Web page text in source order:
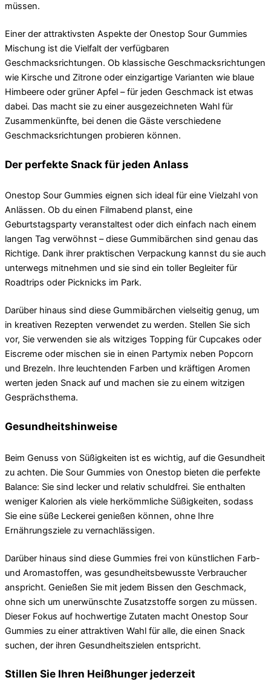
müssen.
Einer der attraktivsten Aspekte der Onestop Sour Gummies
Mischung ist die Vielfalt der verfügbaren
Geschmacksrichtungen. Ob klassische Geschmacksrichtungen
wie Kirsche und Zitrone oder einzigartige Varianten wie blaue
Himbeere oder grüner Apfel – für jeden Geschmack ist etwas
dabei. Das macht sie zu einer ausgezeichneten Wahl für
Zusammenkünfte, bei denen die Gäste verschiedene
Geschmacksrichtungen probieren können.
Der perfekte Snack für jeden Anlass
Onestop Sour Gummies eignen sich ideal für eine Vielzahl von
Anlässen. Ob du einen Filmabend planst, eine
Geburtstagsparty veranstaltest oder dich einfach nach einem
langen Tag verwöhnst – diese Gummibärchen sind genau das
Richtige. Dank ihrer praktischen Verpackung kannst du sie auch
unterwegs mitnehmen und sie sind ein toller Begleiter für
Roadtrips oder Picknicks im Park.
Darüber hinaus sind diese Gummibärchen vielseitig genug, um
in kreativen Rezepten verwendet zu werden. Stellen Sie sich
vor, Sie verwenden sie als witziges Topping für Cupcakes oder
Eiscreme oder mischen sie in einen Partymix neben Popcorn
und Brezeln. Ihre leuchtenden Farben und kräftigen Aromen
werten jeden Snack auf und machen sie zu einem witzigen
Gesprächsthema.
Gesundheitshinweise
Beim Genuss von Süßigkeiten ist es wichtig, auf die Gesundheit
zu achten. Die Sour Gummies von Onestop bieten die perfekte
Balance: Sie sind lecker und relativ schuldfrei. Sie enthalten
weniger Kalorien als viele herkömmliche Süßigkeiten, sodass
Sie eine süße Leckerei genießen können, ohne Ihre
Ernährungsziele zu vernachlässigen.
Darüber hinaus sind diese Gummies frei von künstlichen Farb-
und Aromastoffen, was gesundheitsbewusste Verbraucher
anspricht. Genießen Sie mit jedem Bissen den Geschmack,
ohne sich um unerwünschte Zusatzstoffe sorgen zu müssen.
Dieser Fokus auf hochwertige Zutaten macht Onestop Sour
Gummies zu einer attraktiven Wahl für alle, die einen Snack
suchen, der ihren Gesundheitszielen entspricht.
Stillen Sie Ihren Heißhunger jederzeit